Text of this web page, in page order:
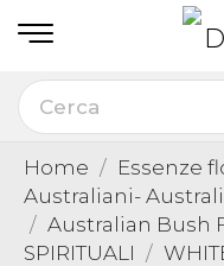
Home Essenze
Australiani-
Australian Bush
SPIRITUALI